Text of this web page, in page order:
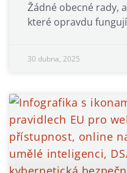
Žádné obecné rady,
které opravdu
30 dubna, 2025